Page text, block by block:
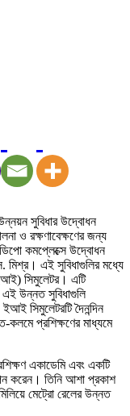
সুবিধার উদ্বোধন
ও রক্ষণাবেক্ষণের জন্য
কমপ্লেক্সে উদ্বোধন
মিশ্র। এই সুবিধাগুলির মধ্যে
সিমুলেটর। এটি
এই উন্নত সুবিধাগুলি
সিমুলেটরটি দৈনন্দিন
কলমে প্রশিক্ষণের মাধ্যমে
একাডেমি এবং একটি
করেন। তিনি আশা প্রকাশ
মেট্রো রেলের উন্নত